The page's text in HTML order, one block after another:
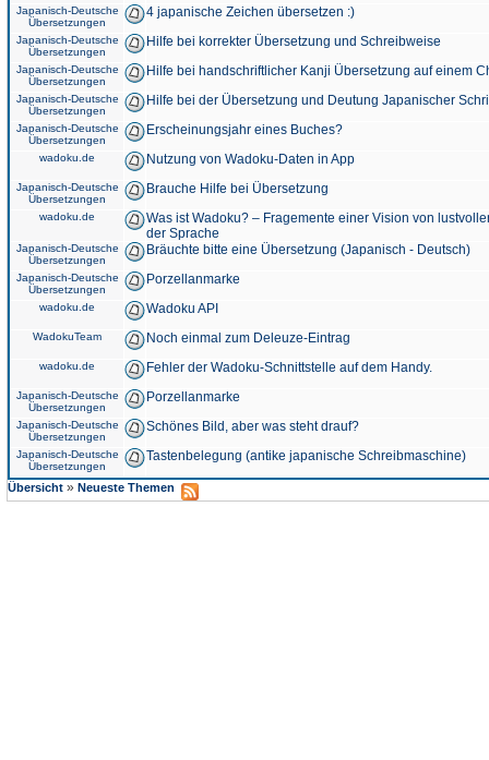
Japanisch-Deutsche
Übersetzungen
4 japanische Zeichen übersetzen :)
Japanisch-Deutsche
Übersetzungen
Hilfe bei korrekter Übersetzung und Schreibweise
Japanisch-Deutsche
Übersetzungen
Hilfe bei handschriftlicher Kanji Übersetzung auf einem
Japanisch-Deutsche
Übersetzungen
Hilfe bei der Übersetzung und Deutung Japanischer
Japanisch-Deutsche
Übersetzungen
Erscheinungsjahr eines Buches?
wadoku.de Nutzung von Wadoku-Daten in App
Japanisch-Deutsche
Übersetzungen
Brauche Hilfe bei Übersetzung
wadoku.de
Was ist Wadoku? – Fragemente einer Vision von
der Sprache
Japanisch-Deutsche
Übersetzungen
Bräuchte bitte eine Übersetzung (Japanisch - Deutsch)
Japanisch-Deutsche
Übersetzungen
Porzellanmarke
wadoku.de Wadoku API
WadokuTeam Noch einmal zum Deleuze-Eintrag
wadoku.de Fehler der Wadoku-Schnittstelle auf dem Handy.
Japanisch-Deutsche
Übersetzungen
Porzellanmarke
Japanisch-Deutsche
Übersetzungen
Schönes Bild, aber was steht drauf?
Japanisch-Deutsche
Übersetzungen
Tastenbelegung (antike japanische Schreibmaschine)
Übersicht » Neueste Themen